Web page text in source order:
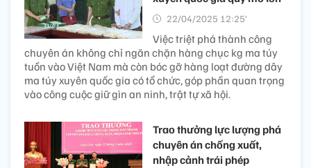
22/04/2025 12:25’
Việc triệt phá thành công
chuyên án không chỉ ngăn chặn hàng chục kg ma túy
tuồn vào Việt Nam mà còn bóc gỡ hàng loạt đường dây
ma túy xuyên quốc gia có tổ chức, góp phần quan trọng
vào công cuộc giữ gìn an ninh, trật tự xã hội.
Trao thưởng lực lượng phá
chuyên án chống xuất,
nhập cảnh trái phép